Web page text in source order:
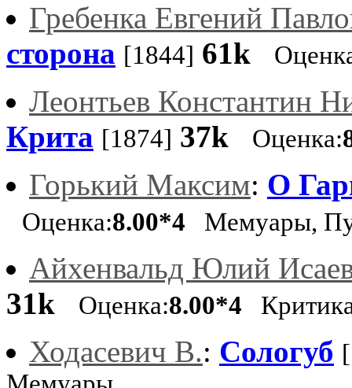
Гребенка Евгений
сторона [1844] 61k
Леонтьев Константин
Крита [1874] 37k Оценка:
Горький Максим: О
Оценка:8.00*4 Мемуары,
Айхенвальд Юлий
31k
Оценка:8.00*4
Ходасевич В.: Сологуб